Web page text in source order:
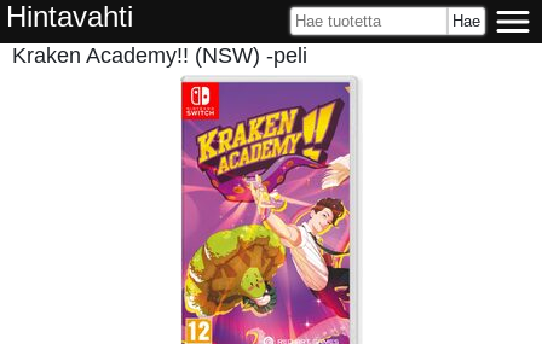
Hintavahti
Kraken Academy!! (NSW) -peli